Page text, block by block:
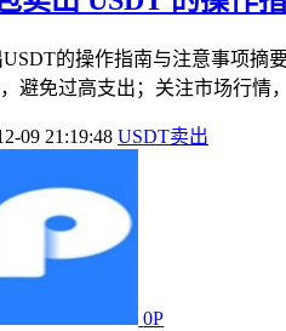
的操作指南与注意事项摘
避免过高支出；关注市场行情
09 21:19:48 USDT卖出
0P